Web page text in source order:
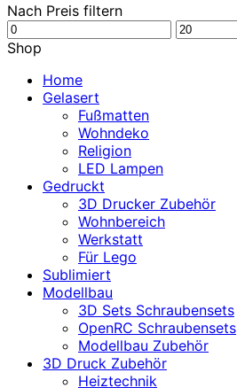
Nach Preis filtern
Min.
Preis
Max.
Shop
Home
Gelasert
Fußmatten
Wohndeko
Religion
LED Lampen
Gedruckt
3D Drucker Zubehör
Wohnbereich
Werkstatt
Für Lego
Sublimiert
Modellbau
3D Sets Schraubensets
OpenRC Schraubensets
Modellbau Zubehör
3D Druck Zubehör
Heiztechnik